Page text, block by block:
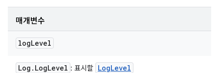
매개변수
logLevel
Log . LogLevel : 표시할 LogLevel